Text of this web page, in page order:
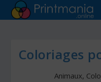
Coloriages
Animaux,